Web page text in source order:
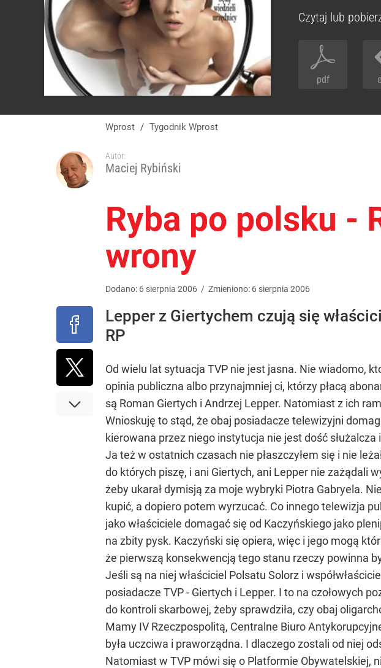
Czytaj lub
pdf
Wprost / Tygodnik Wprost
Autor:
Maciej Rybiński
Ryba po polsku -
wrony
Dodano: 6 sierpnia 2006 / Zmieniono: 6 sierpnia 2006
Lepper z Giertychem czują się
RP
Od wielu lat sytuacja TVP nie jest jasna. Nie wiadomo,
opinia publiczna albo przynajmniej ci, którzy płacą
są Roman Giertych i Andrzej Lepper. Natomiast z ich
Wnioskuję to stąd, że obaj posiadacze telewizyjni
kierowana przez niego instytucja nie jest dość
Ja też w ostatnich czasach nie płaszczyłem się i nie
do których piszę, i ani Giertych, ani Lepper nie zażądali
żeby ukarał dymisją za moje wybryki Piotra Gabryela.
kupić, a dopiero potem wyrzucać. Co innego telewizja
jako właściciele domagać się od Kaczyńskiego jako
na zbity pysk. Kaczyński się opiera, więc i jego mogą
że pierwszą konsekwencją tego stanu rzeczy powinna
Jeśli są na niej właściciel Polsatu Solorz i
posiadacze TVP - Giertych i Lepper. I to na czołowych
do kontroli skarbowej, żeby sprawdziła, czy obaj
Mamy IV Rzeczpospolitą, Centralne Biuro
była uczciwa i praworządna. I dlaczego zostali od niej
Natomiast w TVP mówi się o Platformie Obywatelskiej,